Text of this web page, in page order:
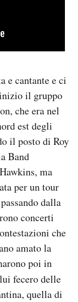
e cantante e ci
il gruppo
che era nel
est degli
il posto di Roy
Band
ma
per un tour
dalla
concerti
che
amato la
poi in
fecero delle
quella di